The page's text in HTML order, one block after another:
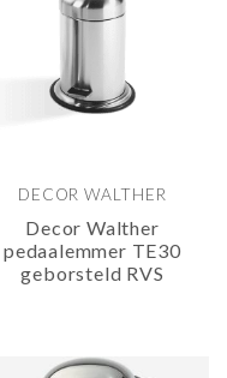
DECOR WALTHER
Decor Walther
pedaalemmer TE30
geborsteld RVS